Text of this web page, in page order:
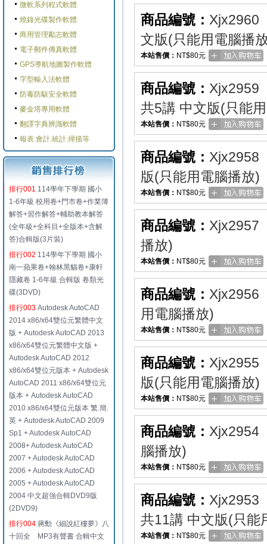
微軟系列程式軟體
燒錄光碟製作軟體
商用管理勵志軟體
電子郵件傳真軟體
GPS導航地圖製作軟體
字型輸入法軟體
防毒防駭安全軟體
麥金塔專用軟體
翻譯字典辨識軟體
報表.會計.統計.掃描等
排行001 114學年下學期 國小
1-6年級 校用卷+門市卷+作業簿
解答+習作解答+輔助教本解答
(全年級+全科目+全版本+含解
答)合輯版(3片裝)
排行002 114學年下學期 國小
南一蘋果卷+翰林黑貓卷+康軒
隱藏卷 1-6年級 合輯版 卷類光
碟(3DVD)
排行003 Autodesk AutoCAD
2014 x86/x64雙位元繁體中文
版 + Autodesk AutoCAD 2013
x86/x64雙位元繁體中文版 +
Autodesk AutoCAD 2012
x86/x64雙位元版本 + Autodesk
AutoCAD 2011 x86/x64雙位元
版本 + Autodesk AutoCAD
2010 x86/x64雙位元版本 繁.簡.
英 + Autodesk AutoCAD 2009
Sp1 + Autodesk AutoCAD
2008+ Autodesk AutoCAD
2007 + Autodesk AutoCAD
2006 + Autodesk AutoCAD
2005 + Autodesk AutoCAD
2004 中文超強合輯DVD9版
(2DVD9)
排行004 蔣勳《細說紅樓夢》八
十回全 MP3有聲書 合輯中文
商品編號： Xjx2960
文版(只能用電腦播
本站售價： NT$80元
商品編號： Xjx2959
共5講 中文版(只能
本站售價： NT$80元
商品編號： Xjx2958
版(只能用電腦播放)
本站售價： NT$80元
商品編號： Xjx2957
播放)
本站售價： NT$80元
商品編號： Xjx2956
用電腦播放)
本站售價： NT$80元
商品編號： Xjx2955
版(只能用電腦播放)
本站售價： NT$80元
商品編號： Xjx2954
腦播放)
本站售價： NT$80元
商品編號： Xjx2953
共11講 中文版(只能
本站售價： NT$80元